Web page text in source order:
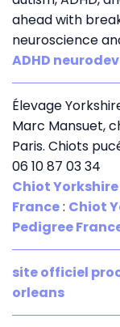
ahead with
neuroscience
ADHD
Élevage
Marc Mansuet,
Paris. Chiots
06 10 87 03 34
Chiot Yorkshire
France: Chiot
Pedigree
site officiel
orleans